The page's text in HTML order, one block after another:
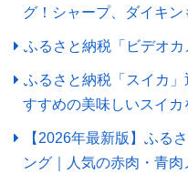
グ！シャープ、ダイキン
ふるさと納税「ビデオ
ふるさと納税「スイカ
すすめの美味しいスイカ
【2026年最新版】ふる
ング｜人気の赤肉・青肉